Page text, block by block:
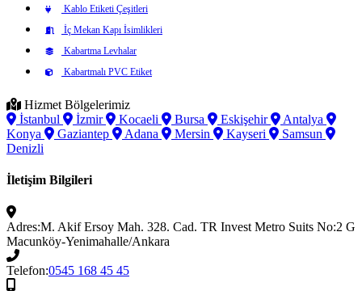
Kablo Etiketi Çeşitleri
İç Mekan Kapı İsimlikleri
Kabartma Levhalar
Kabartmalı PVC Etiket
Hizmet Bölgelerimiz
İstanbul
İzmir Kocaeli Bursa Eskişehir
Antalya
Konya
Gaziantep Adana Mersin Kayseri
Samsun
Denizli
İletişim Bilgileri
Adres:M. Akif Ersoy Mah. 328. Cad. TR Invest Metro Suits No:2 G
Macunköy-Yenimahalle/Ankara
Telefon:0545 168 45 45